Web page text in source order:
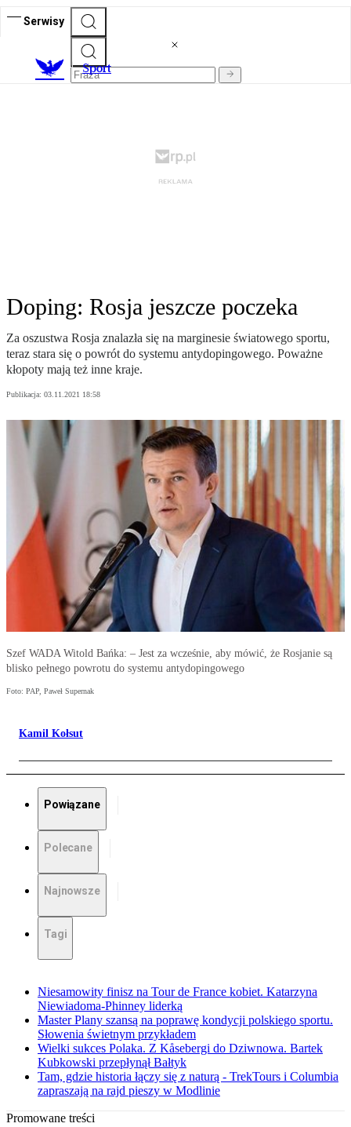
Serwisy
Sport
Doping: Rosja jeszcze poczeka
Za oszustwa Rosja znalazła się na marginesie światowego sportu,
teraz stara się o powrót do systemu antydopingowego. Poważne
kłopoty mają też inne kraje.
Publikacja: 03.11.2021 18:58
Szef WADA Witold Bańka: – Jest za wcześnie, aby mówić, że Rosjanie są
blisko pełnego powrotu do systemu antydopingowego
Foto: PAP, Paweł Supernak
Kamil Kołsut
Powiązane
Polecane
Najnowsze
Tagi
Niesamowity finisz na Tour de France kobiet. Katarzyna
Niewiadoma-Phinney liderką
Master Plany szansą na poprawę kondycji polskiego sportu.
Słowenia świetnym przykładem
Wielki sukces Polaka. Z Kåsebergi do Dziwnowa. Bartek
Kubkowski przepłynął Bałtyk
Tam, gdzie historia łączy się z naturą - TrekTours i Columbia
zapraszają na rajd pieszy w Modlinie
Promowane treści